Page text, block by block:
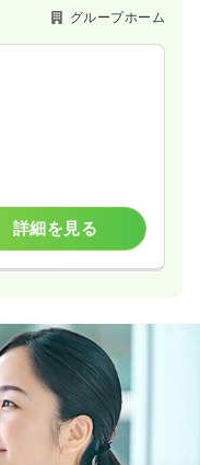
グループホーム
詳細を見る